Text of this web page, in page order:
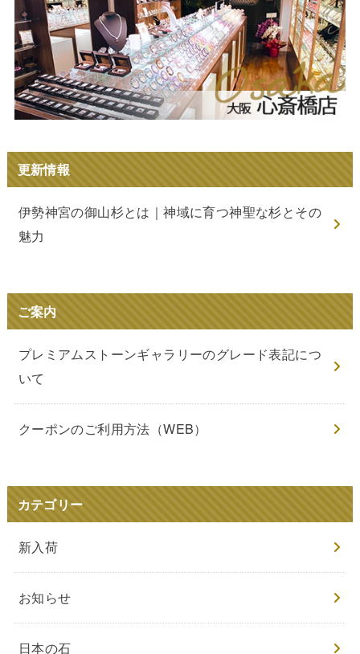
更新情報
伊勢神宮の御山杉とは｜神域に育つ神聖な杉とその
魅力
ご案内
プレミアムストーンギャラリーのグレード表記につ
いて
クーポンのご利用方法（WEB）
カテゴリー
新入荷
お知らせ
日本の石